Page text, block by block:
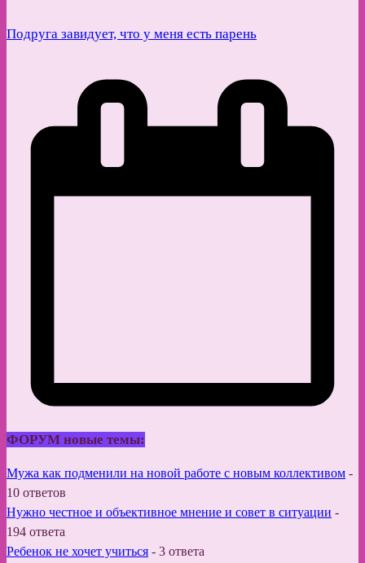
Подруга завидует, что у меня есть парень
ФОРУМ новые темы:
Мужа как подменили на новой работе с новым коллективом -
10 ответов
Нужно честное и объективное мнение и совет в ситуации -
194 ответа
Ребенок не хочет учиться - 3 ответа